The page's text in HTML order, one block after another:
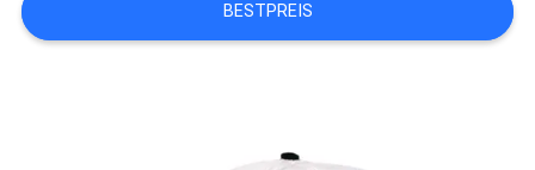
FÄLLE
BESTPREIS